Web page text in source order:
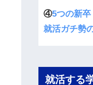
④5つの新卒
就活ガチ勢
就活する